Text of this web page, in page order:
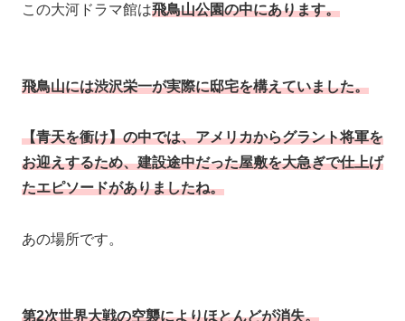
この大河ドラマ館は飛鳥山公園の中にあります。
飛鳥山には渋沢栄一が実際に邸宅を構えていました。
【青天を衝け】の中では、アメリカからグラント将軍を
お迎えするため、建設途中だった屋敷を大急ぎで仕上げ
たエピソードがありましたね。
あの場所です。
第2次世界大戦の空襲によりほとんどが消失。